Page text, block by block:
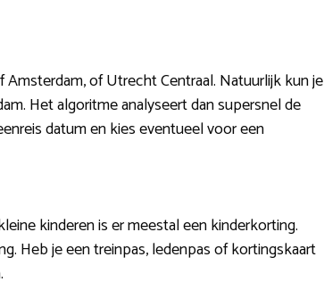
Amsterdam, of Utrecht Centraal. Natuurlijk kun je
Het algoritme analyseert dan supersnel de
datum en kies eventueel voor een
kinderen is er meestal een kinderkorting.
Heb je een treinpas, ledenpas of kortingskaart